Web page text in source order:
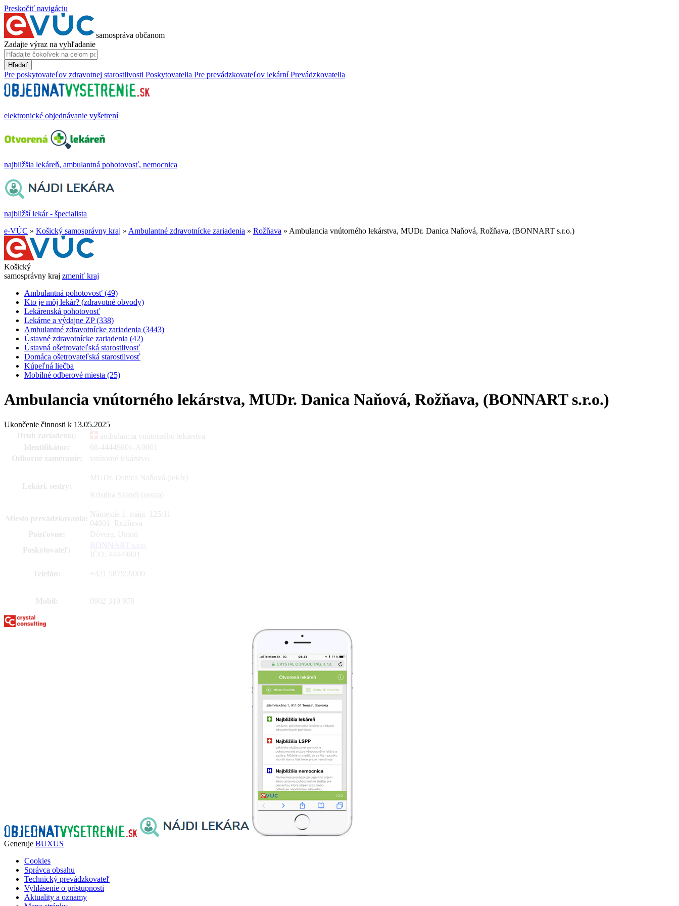
Preskočiť navigáciu
samospráva občanom
Zadajte výraz na vyhľadanie
Hľadať
Pre poskytovateľov zdravotnej starostlivosti Poskytovatelia Pre prevádzkovateľov lekární Prevádzkovatelia
elektronické objednávanie vyšetrení
najbližšia lekáreň, ambulantná pohotovosť, nemocnica
najbližší lekár - špecialista
e-VÚC » Košický samosprávny kraj » Ambulantné zdravotnícke zariadenia » Rožňava » Ambulancia vnútorného lekárstva, MUDr. Danica Naňová, Rožňava, (BONNART s.r.o.)
Košický
samosprávny kraj zmeniť kraj
Ambulantná pohotovosť (49)
Kto je môj lekár? (zdravotné obvody)
Lekárenská pohotovosť
Lekárne a výdajne ZP (338)
Ambulantné zdravotnícke zariadenia (3443)
Ústavné zdravotnícke zariadenia (42)
Ústavná ošetrovateľská starostlivosť
Domáca ošetrovateľská starostlivosť
Kúpeľná liečba
Mobilné odberové miesta (25)
Ambulancia vnútorného lekárstva, MUDr. Danica Naňová, Rožňava, (BONNART s.r.o.)
Ukončenie činnosti k 13.05.2025
Druh zariadenia:
ambulancia vnútorného lekárstva
Identifikátor:
68-44449801-A0001
Odborné zameranie:
vnútorné lekárstvo
Lekári, sestry:
MUDr. Danica Naňová (lekár)
Kristína Szendi (sestra)
Miesto prevádzkovania:
Námestie 1. mája 125
04801 Rožňava
Poisťovne:
Dôvera, Union
Poskytovateľ:
BONNART s.r.o.
IČO: 44449801
Telefón: +421 587959000
Mobil: 0902 319 978
Generuje BUXUS
Cookies
Správca obsahu
Technický prevádzkovateľ
Vyhlásenie o prístupnosti
Aktuality a oznamy